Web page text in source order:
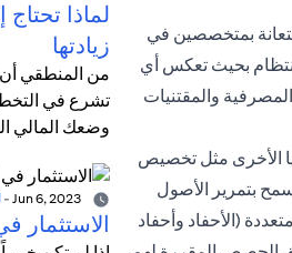
بمتخصصين في
بحيث تعكس أي
والمقتنيات
الأخرى مثل تخصيص
بتمرير الأصول
(الأحفاد وأحفاد
لماذا
زيادتها
من المنطقي أن
تشرع في
وضعك المالي
-
الاستثمار